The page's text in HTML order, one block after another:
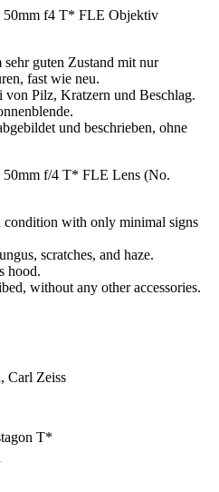
50mm f4 T* FLE Objektiv
sehr guten Zustand mit nur
fast wie neu.
Pilz, Kratzern und Beschlag.
und beschrieben, ohne
50mm f/4 T* FLE Lens (No.
with only minimal signs
scratches, and haze.
hood.
without any other accessories.
, Carl Zeiss
T*